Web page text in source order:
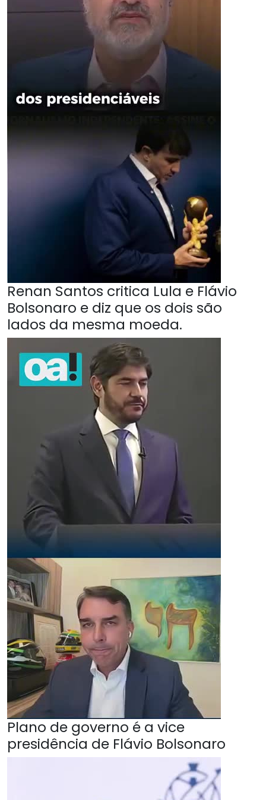
Renan Santos critica Lula e Flávio
Bolsonaro e diz que os dois são
lados da mesma moeda.
Plano de governo é a vice
presidência de Flávio Bolsonaro